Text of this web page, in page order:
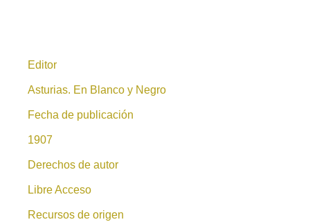
Editor
Asturias. En Blanco y Negro
Fecha de publicación
1907
Derechos de autor
Libre Acceso
Recursos de origen